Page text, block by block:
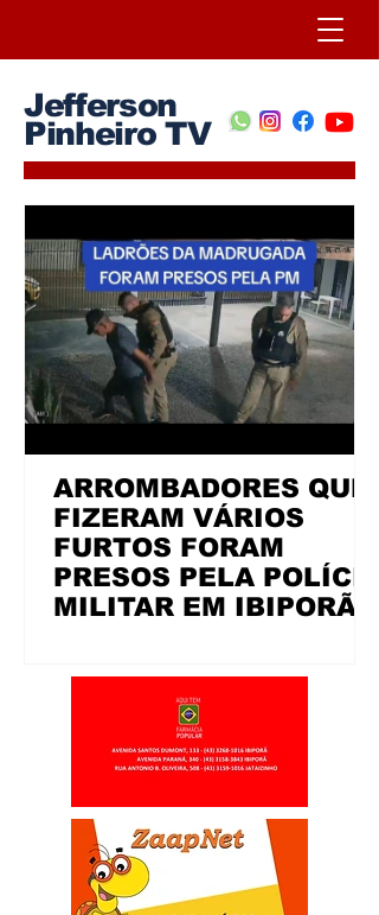
ARROMBADORES QUE
FIZERAM VÁRIOS
FURTOS FORAM
PRESOS PELA POLÍCIA
MILITAR EM IBIPORÃ
Jefferson
Pinheiro TV